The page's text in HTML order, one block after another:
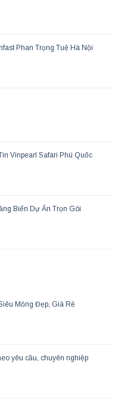
Phan Trọng Tuệ Hà Nội
Vinpearl Safari Phú Quốc
Biển Dự Án Trọn Gói
Mỏng Đẹp, Giá Rẻ
yêu cầu, chuyên nghiệp